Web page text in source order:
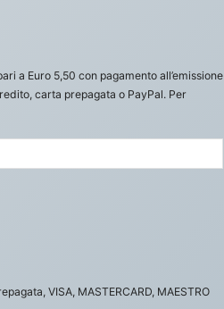
a Euro 5,50 con pagamento all’emissione
carta prepagata o PayPal. Per
VISA, MASTERCARD, MAESTRO